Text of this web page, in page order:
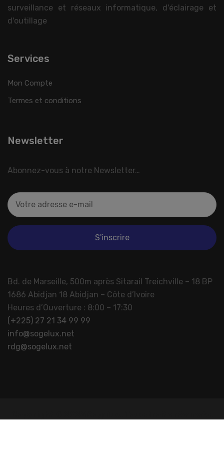
surveillance et réseaux informatique, d'éclairage et
d'outillage
Services
Mon Compte
Termes et conditions
Newsletter
Abonnez-vous à notre Newsletter…
Bd. de Marseille, 500m après Sitarail Treichville – 18 BP
1686 Abidjan 18 Abidjan – Côte d’Ivoire
Heures d’Ouverture : 8:00 – 17:30
(+225) 27 21 34 99 99
info@sogelux.net
rdg@sogelux.net